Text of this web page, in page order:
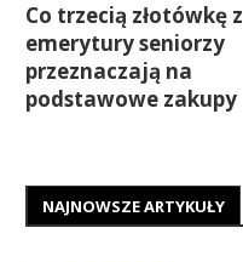
Co trzecią złotówkę z
emerytury seniorzy
przeznaczają na
podstawowe zakupy
NAJNOWSZE ARTYKUŁY